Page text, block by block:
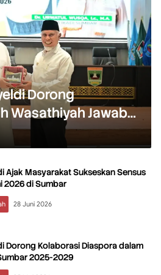
Dorong
Wasathiyah Jawab
Kontemporer
Ajak Masyarakat Sukseskan Sensus
2026 di Sumbar
28 Juni 2026
Dorong Kolaborasi Diaspora dalam
2025-2029